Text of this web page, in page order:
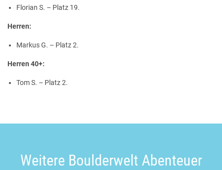
Florian S. – Platz 19.
Herren:
Markus G. – Platz 2.
Herren 40+:
Tom S. – Platz 2.
Weitere Boulderwelt Abenteuer